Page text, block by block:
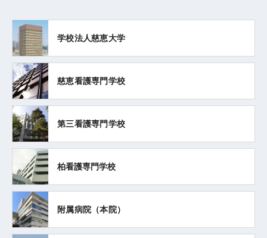
学校法人慈恵大学
慈恵看護専門学校
第三看護専門学校
柏看護専門学校
附属病院（本院）